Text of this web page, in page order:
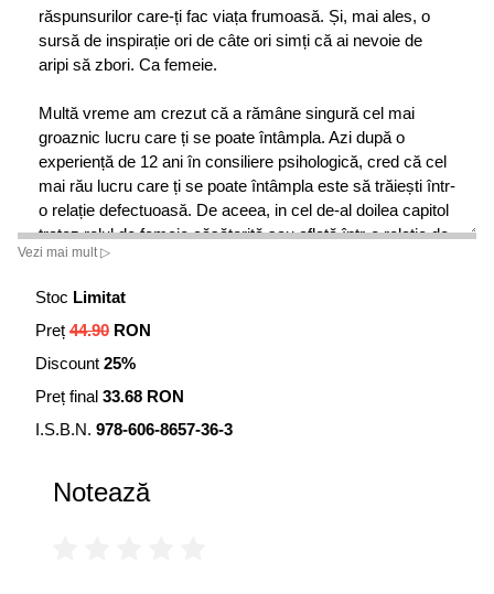
răspunsurilor care-ți fac viața frumoasă. Și, mai ales, o
sursă de inspirație ori de câte ori simți că ai nevoie de
aripi să zbori. Ca femeie.
Multă vreme am crezut că a rămâne singură cel mai
groaznic lucru care ți se poate întâmpla. Azi după o
experiență de 12 ani în consiliere psihologică, cred că cel
mai rău lucru care ți se poate întâmpla este să trăiești într-
o relație defectuoasă. De aceea, in cel de-al doilea capitol
tratez rolul de femeie căsătorită sau aflată într-o relație de
lungă durată. Viața în cuplu poate fi foarte frumoasă pe
sexuale pot fi revigorate, pentru că a fi monogam nu
înseamnă monotonie. Dar pentru ca aceste lucruri să se
întâmple, trebuie să faci eforturi. A iubi este, până la urmă,
sfârșitul lumii. Este doar sfârșitul unei relații. întotdeauna
pierderea unei relații provoacă durere, dar este o ocazie
viitor frumos îți rezervă. Viața de cuplu o poți reface chiar
Vezi mai mult ▷
Stoc Limitat
Preț 44.90 RON
Discount 25%
Preț final 33.68 RON
I.S.B.N. 978-606-8657-36-3
Notează